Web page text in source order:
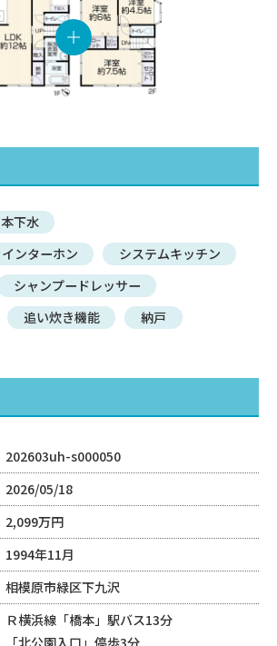
本下水
ンターホン
システムキッチン
シャンプードレッサー
追い炊き機能 納戸
202603uh-s000050
2026/05/18
2,099万円
1994年11月
相模原市緑区下九沢
Ｒ横浜線「橋本」駅バス13分